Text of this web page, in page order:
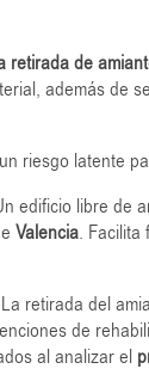
retirada de
además de
riesgo latente
edificio libre de
Valencia. Facilita
La retirada del
de
al analizar el